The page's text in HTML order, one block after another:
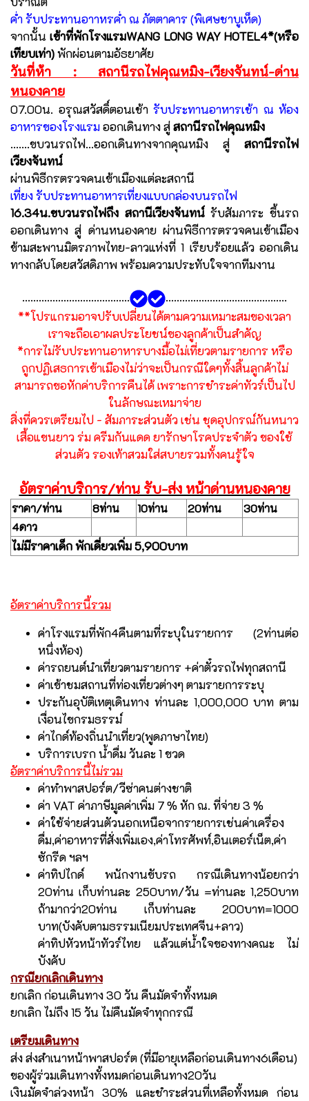
ค่ำ รับประทานอาาหรค่ำ ณ ภัตตาคาร (พิเศษชาบูเห็ด)
จากนั้นเข้าที่พักโรงแรมWANG LONG WAY HOTEL4*(หรือ
เทียบเท่า)พักผ่อนตามอัธยาศัย
วันที่ห้า : สถานีรถไฟคุณหมิง-เวียงจันทน์-ด่าน
หนองคาย
07.00น. อรุณสวัสดิ์ตอนเช้า รับประทานอาหารเช้า ณ ห้อง
อาหารของโรงแรมออกเดินทาง สู่สถานีรถไฟคุณหมิง
.......ขบวนรถไฟ...ออกเดินทางจากคุณหมิง สู่ สถานีรถไฟ
เวียงจันทน์
ผ่านพิธีกรตรวจคนเข้าเมืองแต่ละสถานี
เที่ยง รับประทานอาหารเที่ยงแบบกล่องบนรถไฟ
16.34น.ขบวนรถไฟถึง สถานีเวียงจันทน์รับสัมภาระ ขึ้นรถ
ออกเดินทาง สู่ ด่านหนองคาย ผ่านพิธีการตรวจคนเข้าเมือง
ข้ามสะพานมิตรภาพไทย-ลาวแห่งที่ 1 เรียบร้อยแล้ว ออกเดิน
ทางกลับโดยสวัสดิภาพ พร้อมความประทับใจจากทีมงาน
.......................................
............................................
**โปรแกรมอาจปรับเปลี่ยนได้ตามความเหมาะสมของเวลา
เราจะถือเอาผลประโยชน์ของลูกค้าเป็นสำคัญ
*การไม่รับประทานอาหารบางมื้อไม่เที่ยวตามรายการ หรือ
ถูกปฏิเสธการเข้าเมืองไม่ว่าจะเป็นกรณีใดๆทั้งสิ้นลูกค้าไม่
สามารถขอหักค่าบริการคืนได้ เพราะการชำระค่าทัวร์เป็นไป
ในลักษณะเหมาจ่าย
สิ่งที่ควรเตรียมไป - สัมภาระส่วนตัว เช่น ชุดอุปกรณ์กันหนาว
เสื้อแขนยาว ร่ม ครีมกันแดด ยารักษาโรคประจำตัว ของใช้
ส่วนตัว รองเท้าสวมใส่สบายรวมทั้งคนรู้ใจ
อัตราค่าบริการ/ท่าน รับ-ส่ง หน้าด่านหนองคาย
ราคา/ท่าน 8ท่าน 10ท่าน 20ท่าน
30ท่าน
4ดาว
ไม่มีราคาเด็ก พักเดี่ยวเพิ่ม 5,900บาท
อัตราค่าบริการนี้รวม
ค่าโรงแรมที่พัก4คืนตามที่ระบุในรายการ (2ท่านต่อ
หนึ่งห้อง)
ค่ารถยนต์นำเที่ยวตามรายการ +ค่าตั๋วรถไฟทุกสถานี
ค่าเข้าชมสถานที่ท่องเที่ยวต่างๆ ตามรายการระบุ
ประกันอุบัติเหตุเดินทาง ท่านละ 1,000,000 บาท ตาม
เงื่อนไขกรมธรรม์
ค่าไกด์ท้องถิ่นนำเที่ยว(พูดภาษาไทย)
บริการเบรก น้ำดื่ม วันละ 1 ขวด
อัตราค่าบริการนี้ไม่รวม
ค่าทำพาสปอร์ต/วีซ่าคนต่างชาติ
ค่า VAT ค่าภาษีมูลค่าเพิ่ม 7 % หัก ณ. ที่จ่าย 3 %
ค่าใช้จ่ายส่วนตัวนอกเหนือจากรายการเช่นค่าเครื่อง
ดื่ม,ค่าอาหารที่สั่งเพิ่มเอง,ค่าโทรศัพท์,อินเตอร์เน็ต,ค่า
ซักรีด ฯลฯ
ค่าทิปไกด์ พนักงานขับรถ กรณีเดินทางน้อยกว่า
20ท่าน เก็บท่านละ 250บาท/วัน =ท่านละ 1,250บาท
ถ้ามากว่า20ท่าน เก็บท่านละ 200บาท=1000
บาท(บังคับตามธรรมเนียมประเทศจีน+ลาว)
ค่าทิปหัวหน้าทัวร์ไทย แล้วแต่น้ำใจของทางคณะ ไม่
บังคับ
กรณียกเลิกเดินทาง
ยกเลิก ก่อนเดินทาง 30 วัน คืนมัดจำทั้งหมด
ยกเลิก ไม่ถึง 15 วัน ไม่คืนมัดจำทุกกรณี
เตรียมเดินทาง
ส่ง ส่งสำเนาหน้าพาสปอร์ต (ที่มีอายุเหลือก่อนเดินทาง6เดือน)
ของผู้ร่วมเดินทางทั้งหมดก่อนเดินทาง20วัน
เงินมัดจำล่วงหน้า 30% และชำระส่วนที่เหลือทั้งหมด ก่อน